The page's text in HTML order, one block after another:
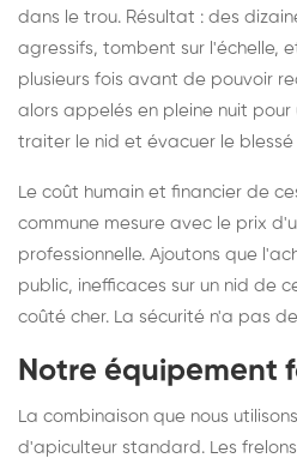
dans le trou. Résultat : des
agressifs, tombent sur l'échelle,
plusieurs fois avant de pouvoir
alors appelés en pleine nuit pour
traiter le nid et évacuer le blessé
Le coût humain et financier de
commune mesure avec le prix
professionnelle. Ajoutons que
public, inefficaces sur un nid de
coûté cher. La sécurité n'a pas
Notre équipement
La combinaison que nous
d'apiculteur standard. Les